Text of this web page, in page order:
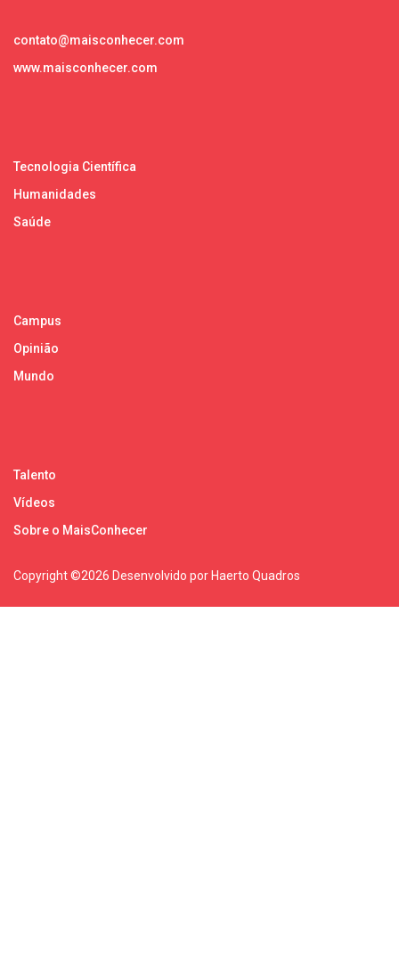
contato@maisconhecer.com
www.maisconhecer.com
Tecnologia Científica
Humanidades
Saúde
Campus
Opinião
Mundo
Talento
Vídeos
Sobre o MaisConhecer
Copyright ©2026 Desenvolvido por Haerto Quadros